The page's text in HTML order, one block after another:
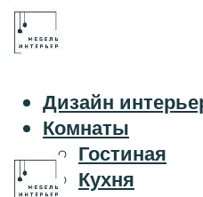
Дизайн
Комнаты
Гостиная
Кухня